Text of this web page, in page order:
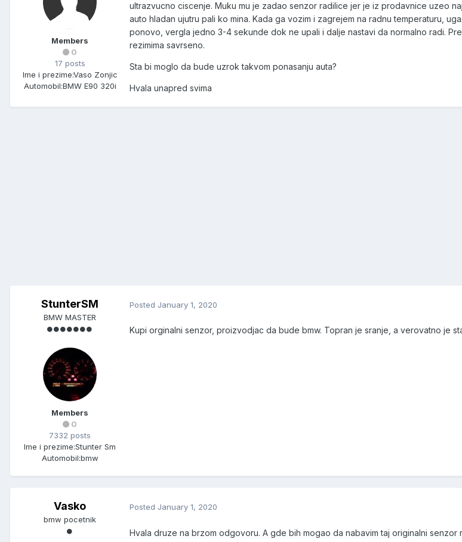
Members
0
17 posts
Ime i prezime:Vaso Zonjic
Automobil:BMW E90 320i
ultrazvucno ciscenje. Muku mu je zadao senzor radilice jer je iz prodavnice uzeo
auto hladan ujutru pali ko mina. Kada ga vozim i zagrejem na radnu temperaturu,
ponovo, vergla jedno 3-4 sekunde dok ne upali i dalje nastavi da normalno radi.
rezimima savrseno.
Sta bi moglo da bude uzrok takvom ponasanju auta?
Hvala unapred svima
StunterSM
BMW MASTER
Members
0
7332 posts
Ime i prezime:Stunter Sm
Automobil:bmw
Posted January 1, 2020
Kupi orginalni senzor, proizvodjac da bude bmw. Topran je sranje, a verovatno je
Vasko
bmw pocetnik
Posted January 1, 2020
Hvala druze na brzom odgovoru. A gde bih mogao da nabavim taj originalni